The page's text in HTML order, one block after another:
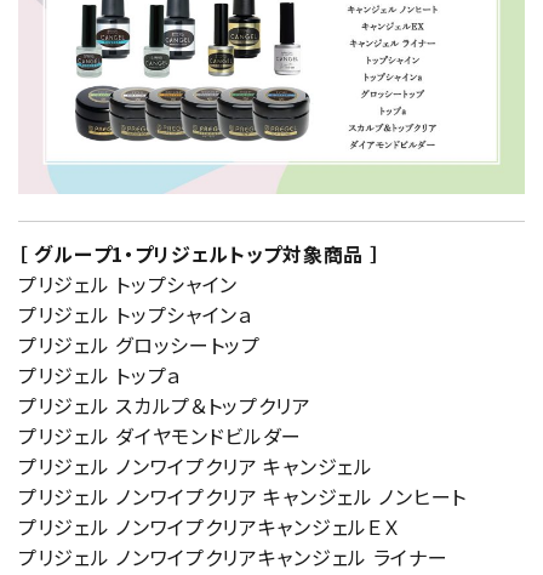
［ グループ1・プリジェルトップ対象商品 ］
プリジェル トップシャイン
プリジェル トップシャインａ
プリジェル グロッシートップ
プリジェル トップａ
プリジェル スカルプ＆トップクリア
プリジェル ダイヤモンドビルダー
プリジェル ノンワイプクリア キャンジェル
プリジェル ノンワイプクリア キャンジェル ノンヒート
プリジェル ノンワイプクリアキャンジェルＥＸ
プリジェル ノンワイプクリアキャンジェル ライナー